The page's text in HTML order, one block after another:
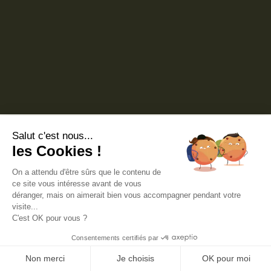
ACCUEIL CONTACT
Salut c'est nous...
les Cookies !
On a attendu d'être sûrs que le contenu de
ce site vous intéresse avant de vous
déranger, mais on aimerait bien vous accompagner pendant votre
visite...
C'est OK pour vous ?
Consentements certifiés par
Non merci Je choisis OK pour moi